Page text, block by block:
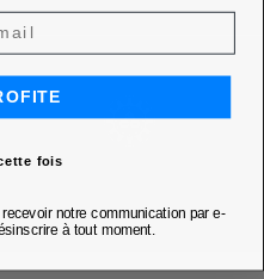
fois
notre communication par e-
à tout moment.